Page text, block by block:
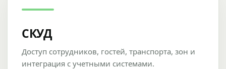
СКУД
Доступ сотрудников, гостей, транспорта, зон и
интеграция с учетными системами.